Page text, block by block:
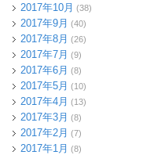
2017年10月 (38)
2017年9月 (40)
2017年8月 (26)
2017年7月 (9)
2017年6月 (8)
2017年5月 (10)
2017年4月 (13)
2017年3月 (8)
2017年2月 (7)
2017年1月 (8)